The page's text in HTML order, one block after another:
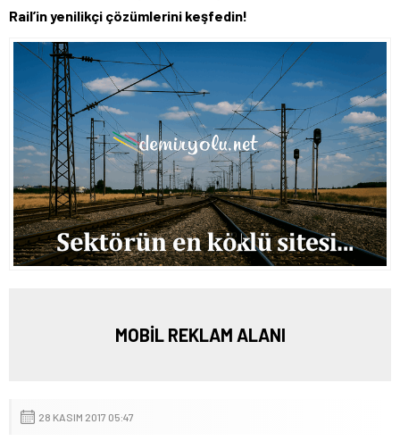
Rail’in yenilikçi çözümlerini keşfedin!
MOBİL REKLAM ALANI
28 KASIM 2017 05:47